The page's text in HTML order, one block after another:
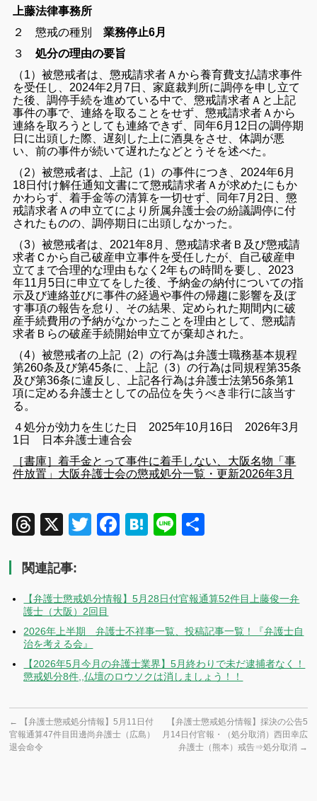
上藤法律事務所
２ 懲戒の種別
業務停止6月
３処分の理由の要旨
（1）被懲戒者は、懲戒請求者Ａから養育費支払請求事件
を受任し、2024年2月7日、家庭裁判所に調停を申し立て
た後、調停手続を進めている中で、懲戒請求者Ａと上記
事件の事で、連絡を取ることをせず、懲戒請求者Ａから
連絡を取ろうとしても連絡できず、同年6月12日の調停期
日に出頭した際、遅刻した上に酒臭をさせ、体調が悪
い、前の事件が続いて遅れたなどとうそを述べた。
（2）被懲戒者は、上記（1）の事件につき、2024年6月
18日付け解任通知文書にて懲戒請求者Ａが求めたにもか
かわらず、着手金等の清算を一切せず、同年7月2日、懲
戒請求者Ａの申立てにより所属弁護士会の紛議調停に付
されたものの、調停期日に出頭しなかった。
（3）被懲戒者は、2021年8月、懲戒請求者Ｂ及び懲戒請
求者Ｃから自己破産申立事件を受任したが、自己破産申
立てまで合理的な理由もなく2年もの時間を要し、2023
年11月5日に申立てをした後、予納金の納付についての指
示及び連絡並びに事件の経過や事件の帰趨に影響を及ぼ
す事項の報告を怠り、その結果、定められた期間内に破
産手続費用の予納がなかったことを理由として、懲戒請
求者Ｂらの破産手続開始申立てが棄却された。
（4）被懲戒者の上記（2）の行為は弁護士職務基本規程
第260条及び第45条に、上記（3）の行為は同規程第35条
及び第36条に違反し、上記各行為は弁護士法第56条第1
項に定める弁護士としての品位を失うべき非行に該当す
る。
４処分が効力を生じた日 2025年10月16日 2026年3月
1日 日本弁護士連合会
［書庫］着手金とって事件に着手しない、大阪名物「事
件放置」大阪弁護士会の懲戒処分一覧・更新2026年3月
Threads
X TwitterFacebook
Hatena
Line
関連記事:
【弁護士懲戒処分情報】5月28日付官報通算52件目上藤俊一弁
護士（大阪）2回目
2026年上半期 弁護士不祥事一覧、投稿記事一覧！『弁護士自
治を考える会』
【2026年5月今月の弁護士業界】5月終わりで未だ逮捕者なく！
懲戒処分8件,,仏壇のロウソクは消しましょう！！
←
【弁護士懲戒処分情報】5月11日付
官報通算47件目田邊尚弁護士（広島）
退会命令
【弁護士懲戒処分情報】採決の公告5
月14日付官報・（処分取消）西田幸広
弁護士（熊本）戒告⇒処分取消 →